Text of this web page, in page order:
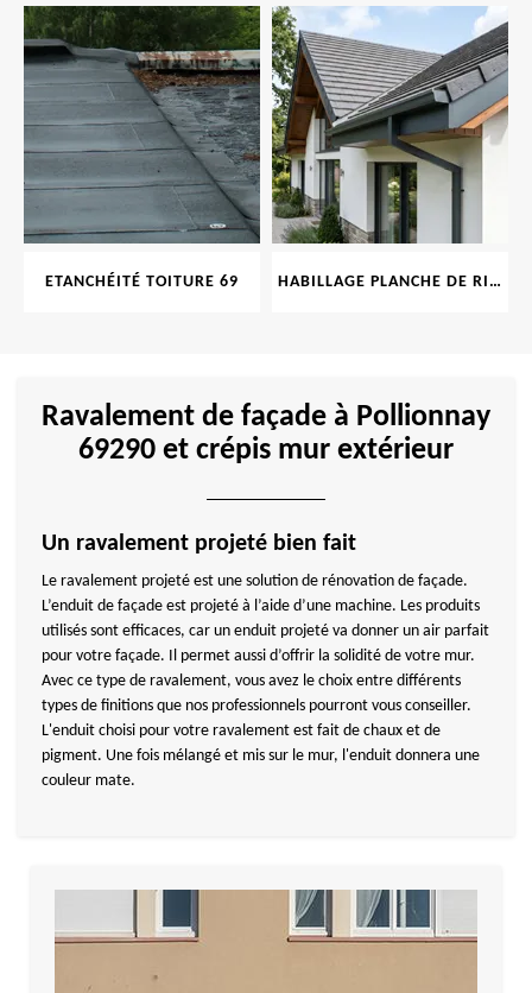
ETANCHÉITÉ TOITURE 69 HABILLAGE PLANCHE DE RIVE 69
Ravalement de façade à Pollionnay
69290 et crépis mur extérieur
Un ravalement projeté bien fait
Le ravalement projeté est une solution de rénovation de façade.
L’enduit de façade est projeté à l’aide d’une machine. Les produits
utilisés sont efficaces, car un enduit projeté va donner un air parfait
pour votre façade. Il permet aussi d’offrir la solidité de votre mur.
Avec ce type de ravalement, vous avez le choix entre différents
types de finitions que nos professionnels pourront vous conseiller.
L'enduit choisi pour votre ravalement est fait de chaux et de
pigment. Une fois mélangé et mis sur le mur, l'enduit donnera une
couleur mate.